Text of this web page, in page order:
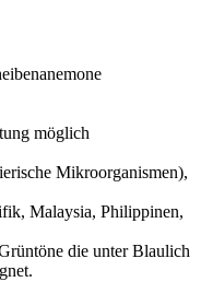
möglich
Mikroorganismen),
Malaysia, Philippinen,
die unter Blaulich